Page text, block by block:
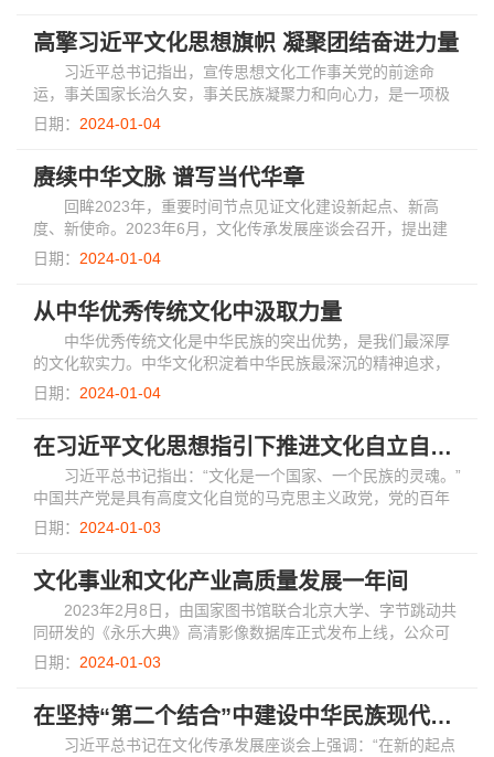
高擎习近平文化思想旗帜 凝聚团结奋进力量
习近平总书记指出，宣传思想文化工作事关党的前途命
运，事关国家长治久安，事关民族凝聚力和向心力，是一项极
端重要的工作。回望2023年，宣传思想文化战线牢记总书记嘱
日期： 2024-01-04
赓续中华文脉 谱写当代华章
回眸2023年，重要时间节点见证文化建设新起点、新高
度、新使命。2023年6月，文化传承发展座谈会召开，提出建
设中华民族现代文明的重大任务；2023年10月，全国宣传思想
日期： 2024-01-04
从中华优秀传统文化中汲取力量
中华优秀传统文化是中华民族的突出优势，是我们最深厚
的文化软实力。中华文化积淀着中华民族最深沉的精神追求，
是中华民族生生不息、发展壮大的丰厚滋养。中国特色社会主
日期： 2024-01-04
在习近平文化思想指引下推进文化自立自信自强
习近平总书记指出：“文化是一个国家、一个民族的灵魂。”
中国共产党是具有高度文化自觉的马克思主义政党，党的百年
奋斗历程也是建设新文化、创造新文明的奋进历程。近代以来
日期： 2024-01-03
文化事业和文化产业高质量发展一年间
2023年2月8日，由国家图书馆联合北京大学、字节跳动共
同研发的《永乐大典》高清影像数据库正式发布上线，公众可
免费使用。
日期： 2024-01-03
在坚持“第二个结合”中建设中华民族现代文明
习近平总书记在文化传承发展座谈会上强调：“在新的起点